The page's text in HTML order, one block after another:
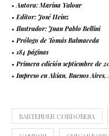
• Autora: Marina Yalour
• Editor: José Heinz
• Ilustrador: Juan Pablo Bellini
• Prólogo de Tomás Balmaceda
• 184 páginas
• Primera edición septiembre de
• Impreso en Akian, Buenos Aires,
BARTENDER CORDOBESA